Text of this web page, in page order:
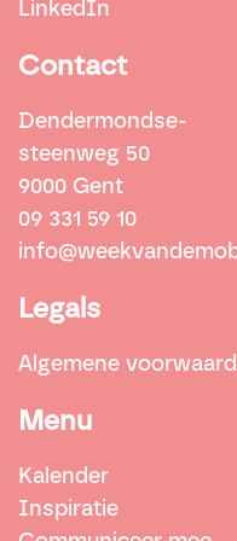
LinkedIn
Contact
Dendermondse-
steenweg 50
9000 Gent
09 331 59 10
Legals
Algemene
Menu
Kalender
Inspiratie